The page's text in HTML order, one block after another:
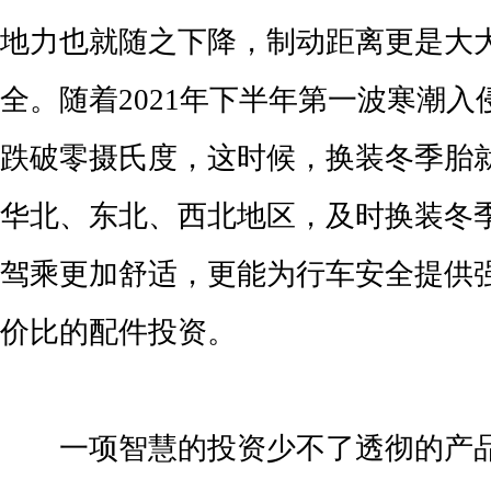
地力也就随之下降，制动距离更是大
全。随着2021年下半年第一波寒潮
跌破零摄氏度，这时候，换装冬季胎
华北、东北、西北地区，及时换装冬
驾乘更加舒适，更能为行车安全提供
价比的配件投资。
一项智慧的投资少不了透彻的产